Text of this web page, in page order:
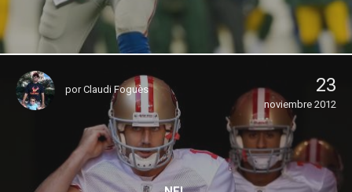
porClaudi Foguès 23
noviembre 2012